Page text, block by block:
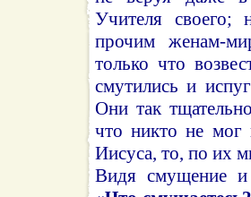
Учителя
прочим женам-
только что
смутились и
Они так
что никто не мог
Иисуса, то, по их
Видя смущение и